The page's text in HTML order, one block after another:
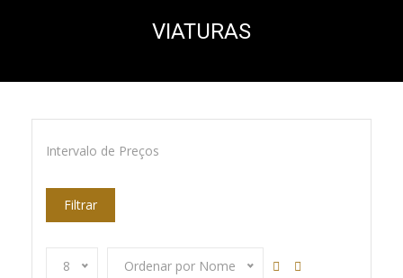
VIATURAS
Intervalo de Preços
Filtrar
8 Ordenar por Nome